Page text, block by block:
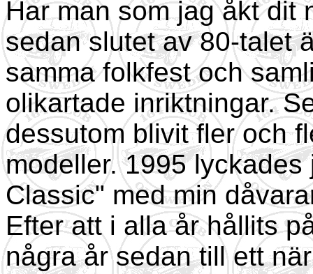
Har man som jag åkt dit
sedan slutet av 80-talet
samma folkfest och
olikartade inriktningar.
dessutom blivit fler och
modeller. 1995
Classic" med min
Efter att i alla år hållits
några år sedan till ett